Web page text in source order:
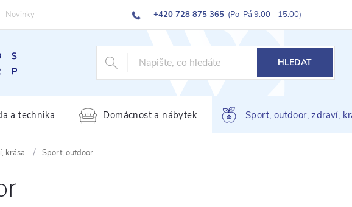
+420 728 875 365 (Po-Pá 9:00 - 15:00)
Novinky
HLEDAT
a technika Domácnost a nábytek Sport, outdoor, zdraví,
krása Sport, outdoor